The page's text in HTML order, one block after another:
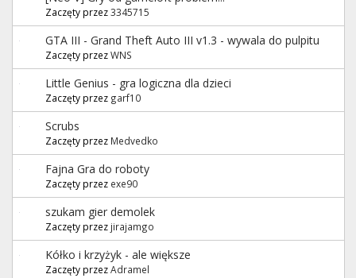
Zaczęty przez3345715
GTA III - Grand Theft Auto III v1.3 - wywala do pulpitu
Zaczęty przezWNS
Little Genius - gra logiczna dla dzieci
Zaczęty przez garf10
Scrubs
Zaczęty przez Medvedko
Fajna Gra do roboty
Zaczęty przez exe90
szukam gier demolek
Zaczęty przez jirajamgo
Kółko i krzyżyk - ale większe
Zaczęty przezAdramel